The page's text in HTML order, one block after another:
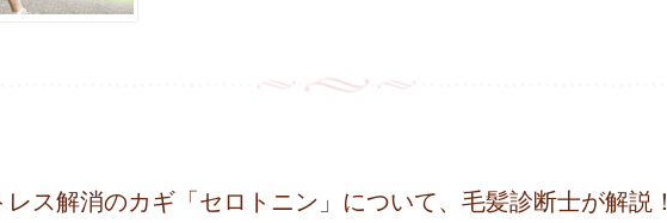
レス解消のカギ「セロトニン」について、毛髪診断士が解説！